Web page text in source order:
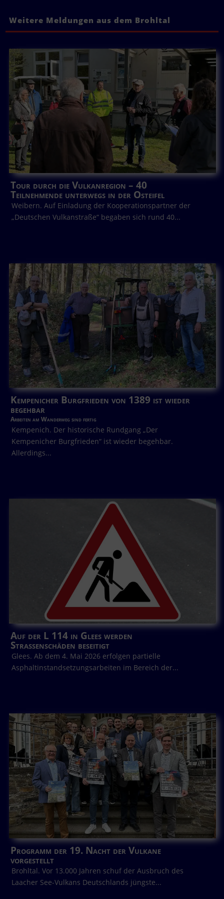
Weitere Meldungen aus dem Brohltal
Tour durch die Vulkanregion – 40
Teilnehmende unterwegs in der Osteifel
Weibern. Auf Einladung der Kooperationspartner der
„Deutschen Vulkanstraße“ begaben sich rund 40...
Kempenicher Burgfrieden von 1389 ist wieder
begehbar
Arbeiten am Wanderweg sind fertig
Kempenich. Der historische Rundgang „Der
Kempenicher Burgfrieden“ ist wieder begehbar.
Allerdings...
Auf der L 114 in Glees werden
Straßenschäden beseitigt
Glees. Ab dem 4. Mai 2026 erfolgen partielle
Asphaltinstandsetzungsarbeiten im Bereich der...
Programm der 19. Nacht der Vulkane
vorgestellt
Brohltal. Vor 13.000 Jahren schuf der Ausbruch des
Laacher See-Vulkans Deutschlands jüngste...